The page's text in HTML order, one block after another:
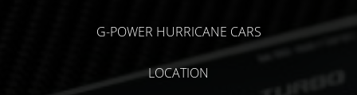
G-POWER HURRICANE CARS
LOCATION